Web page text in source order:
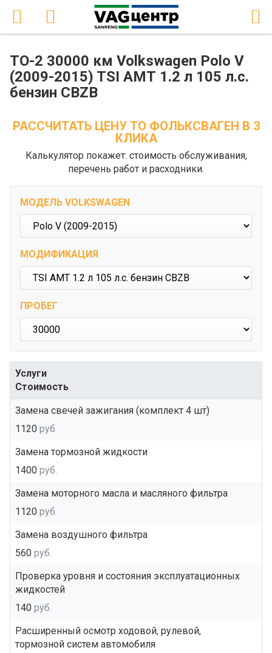
ТО-2 30000 км Volkswagen Polo V
(2009-2015) TSI АМТ 1.2 л 105 л.с.
бензин CBZB
РАССЧИТАТЬ ЦЕНУ ТО ФОЛЬКСВАГЕН В 3
КЛИКА
Калькулятор покажет: стоимость обслуживания,
перечень работ и расходники.
МОДЕЛЬ VOLKSWAGEN
МОДИФИКАЦИЯ
ПРОБЕГ
Услуги
Стоимость
Замена свечей зажигания (комплект 4 шт)
1120 руб.
Замена тормозной жидкости
1400 руб.
Замена моторного масла и масляного фильтра
1120 руб.
Замена воздушного фильтра
560 руб.
Проверка уровня и состояния эксплуатационных
жидкостей
140 руб.
Расширенный осмотр ходовой, рулевой,
тормозной систем автомобиля